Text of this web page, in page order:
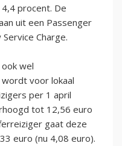
procent. De
uit een Passenger
Charge.
wel
voor lokaal
per 1 april
tot 12,56 euro
gaat deze
euro (nu 4,08 euro).